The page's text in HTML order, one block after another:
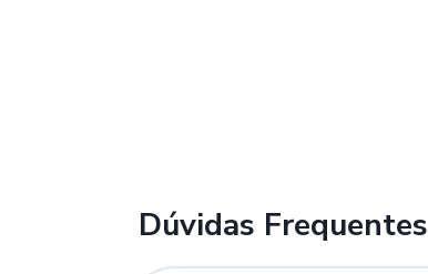
Dúvidas Frequentes